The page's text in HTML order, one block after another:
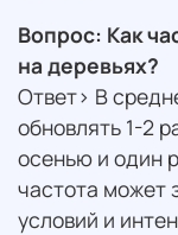
Вопрос: Как
на деревьях?
Ответ> В
обновлять 1-2
осенью и один
частота может
условий и